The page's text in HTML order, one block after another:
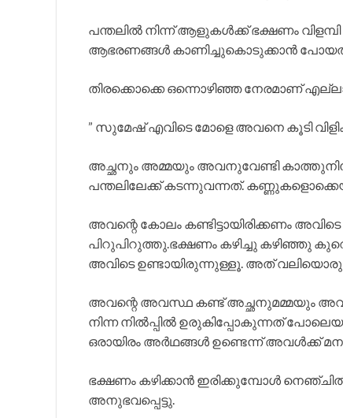
പന്തലിൽ നിന്ന് ആളുകൾക്ക് ഭക്ഷണം
ആഭരണങ്ങൾ കാണിച്ചുകൊടുക്കാൻ
തിരക്കൊക്കെ ഒന്നൊഴിഞ്ഞ നേരമാണ്
” സുമേഷ് എവിടെ മോളെ അവനെ കൂടി
അച്ഛനും അമ്മയും അവനുവേണ്ടി
പന്തലിലേക്ക് കടന്നുവന്നത്.
അവന്റെ കോലം കണ്ടിട്ടായിരിക്കണം
പിറുപിറുത്തു.ഭക്ഷണം കഴിച്ചു കഴിഞ്ഞു
അവിടെ ഉണ്ടായിരുന്നുള്ളൂ. അത്
അവന്റെ അവസ്ഥ കണ്ട് അച്ഛനുമമ്മയും
നിന്ന നിൽപ്പിൽ ഉരുകിപ്പോകുന്നത്
ഒരായിരം അർഥങ്ങൾ ഉണ്ടെന്ന് അവൾക്ക്
ഭക്ഷണം കഴിക്കാൻ ഇരിക്കുമ്പോൾ
അനുഭവപ്പെട്ടു.